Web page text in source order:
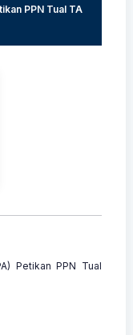
PPN Tual TA
Petikan PPN Tual